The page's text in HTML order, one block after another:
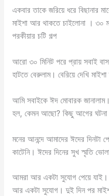
একবার তাকে জরিয়ে ধরে বিছানার
মাইশা আর থাকতে চাইলোনা । ৩০
পরকীয়ার চটি গল্প
আরো ৩০ মিনিট পরে প্রায় সবাই
হাটতে বেরুলাম। বেরিয়ে দেখি মাইশা
আমি সবাইকে ঈদ মোবারক
হল, কেমন আছো? কিছু আগের ঘটনা
মনের আনন্দে আমাদের ঈদের দিনটা
কাটেনি। ঈদের দিনের সুখ স্মৃতি
আমরা আর একটা সুযোগ পেয়ে যাই।
আর একটা সুযোগ। দুই দিন পর